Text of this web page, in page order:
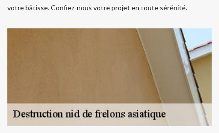
votre bâtisse. Confiez-nous votre projet en toute sérénité.